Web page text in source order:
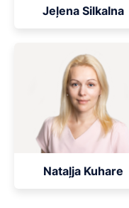
Jeļena Silkalna
Nataļja Kuhare